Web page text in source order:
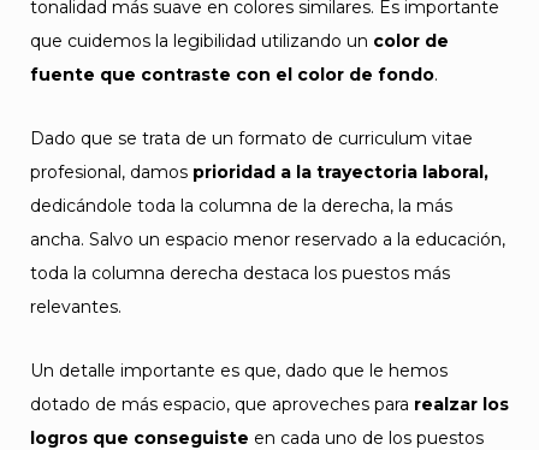
tonalidad más suave en colores similares. Es importante
que cuidemos la legibilidad utilizando un color de
fuente que contraste con el color de fondo.
Dado que se trata de un formato de curriculum vitae
profesional, damos prioridad a la trayectoria laboral,
dedicándole toda la columna de la derecha, la más
ancha. Salvo un espacio menor reservado a la educación,
toda la columna derecha destaca los puestos más
relevantes.
Un detalle importante es que, dado que le hemos
dotado de más espacio, que aproveches para realzar los
logros que conseguiste en cada uno de los puestos